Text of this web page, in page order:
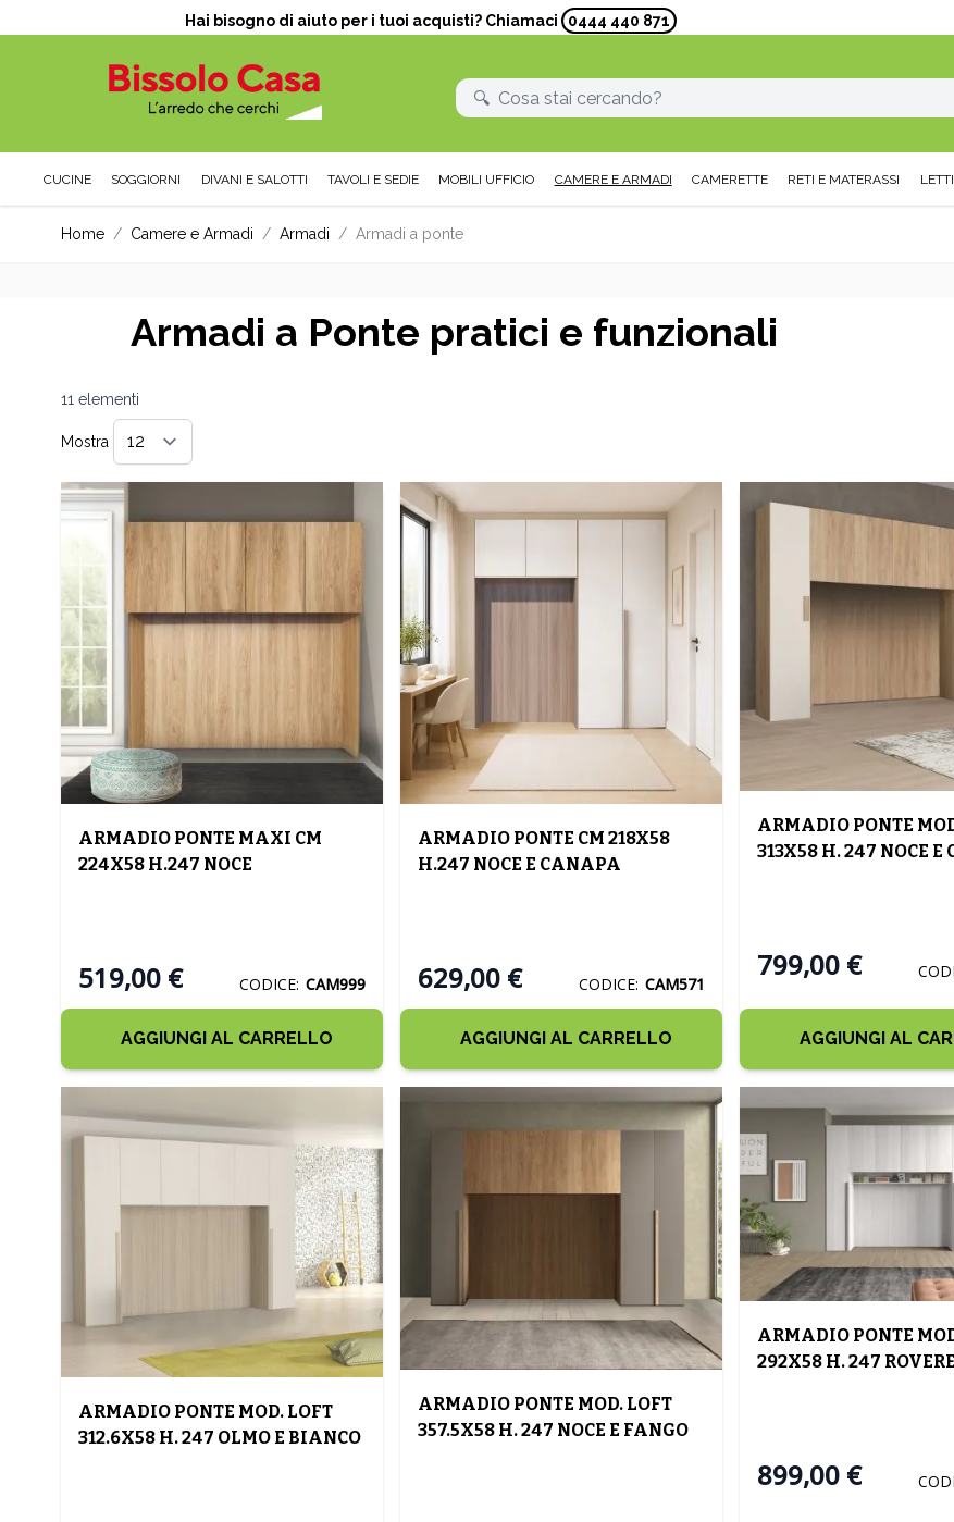
Hai bisogno di aiuto per i tuoi acquisti? Chiamaci 0444 440 871
CUCINE SOGGIORNI DIVANI E SALOTTI TAVOLI E SEDIE MOBILI UFFICIO CAMERE E ARMADI CAMERETTE RETI E MATERASSI LETTI
Home / Camere e Armadi / Armadi / Armadi a ponte
Armadi a Ponte pratici e funzionali
11 elementi
Mostra
per pagina
ARMADIO PONTE MAXI CM
224X58 H.247 NOCE
519,00 € CODICE: CAM999
AGGIUNGI AL CARRELLO
ARMADIO PONTE CM 218X58
H.247 NOCE E CANAPA
629,00 € CODICE: CAM571
AGGIUNGI AL CARRELLO
ARMADIO PONTE
313X58 H. 247 NOCE E
799,00 €
AGGIUNGI AL
ARMADIO PONTE MOD. LOFT
312.6X58 H. 247 OLMO E BIANCO
ARMADIO PONTE MOD. LOFT
357.5X58 H. 247 NOCE E FANGO
ARMADIO PONTE
292X58 H. 247
899,00 €